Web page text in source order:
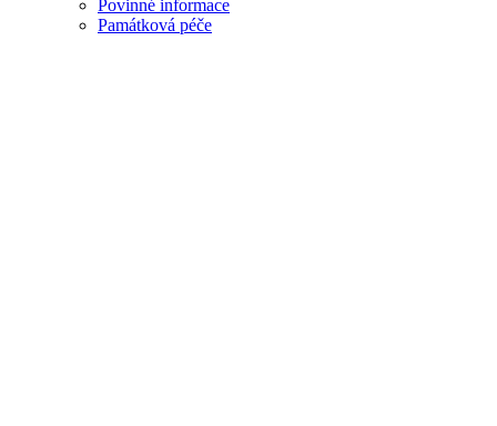
Povinné informace
Památková péče